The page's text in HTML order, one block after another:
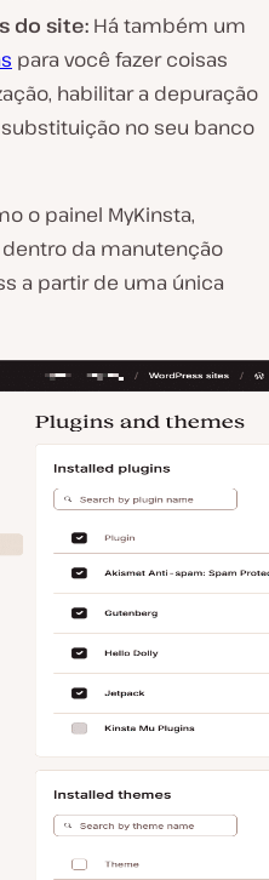
do site: Há também um
para você fazer coisas
habilitar a depuração
no seu banco
o painel MyKinsta,
da manutenção
a partir de uma única